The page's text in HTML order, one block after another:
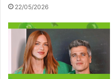
22/05/2026